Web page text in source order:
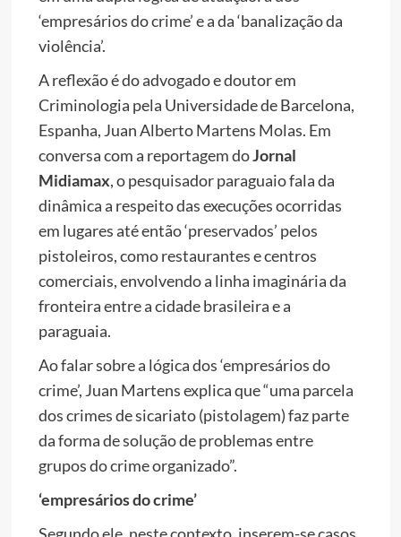
‘empresários do crime’ e a da ‘banalização da
violência’.
A reflexão é do advogado e doutor em
Criminologia pela Universidade de Barcelona, ​​
Espanha, Juan Alberto Martens Molas. Em
conversa com a reportagem doJornal
Midiamax, o pesquisador paraguaio fala da
dinâmica a respeito das execuções ocorridas
em lugares até então ‘preservados’ pelos
pistoleiros, como restaurantes e centros
comerciais, envolvendo a linha imaginária da
fronteira entre a cidade brasileira e a
paraguaia.
Ao falar sobre a lógica dos ‘empresários do
crime’, Juan Martens explica que “uma parcela
dos crimes de sicariato (pistolagem) faz parte
da forma de solução de problemas entre
grupos do crime organizado”.
‘empresários do crime’